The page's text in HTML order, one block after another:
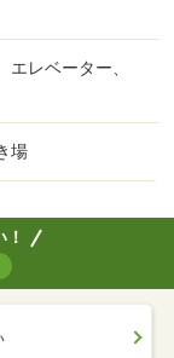
レベーター、
場